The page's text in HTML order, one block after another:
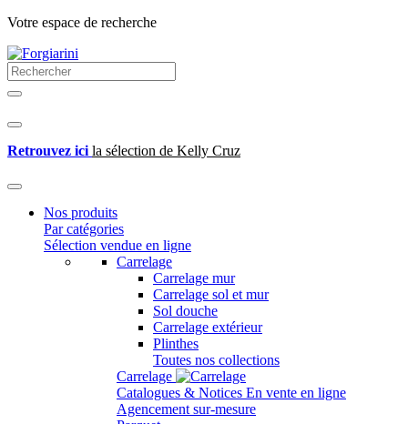
Votre espace de recherche
Retrouvez ici la sélection de Kelly Cruz
Nos produits
Par catégories
Sélection vendue en ligne
Carrelage
Carrelage mur
Carrelage sol et mur
Sol douche
Carrelage extérieur
Plinthes
Toutes nos collections
Carrelage
Catalogues & Notices En vente en ligne
Agencement sur-mesure